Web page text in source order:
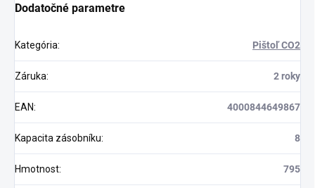
Dodatočné parametre
Kategória: Pištoľ CO2
Záruka: 2 roky
EAN: 4000844649867
Kapacita zásobníku: 8
Hmotnost: 795